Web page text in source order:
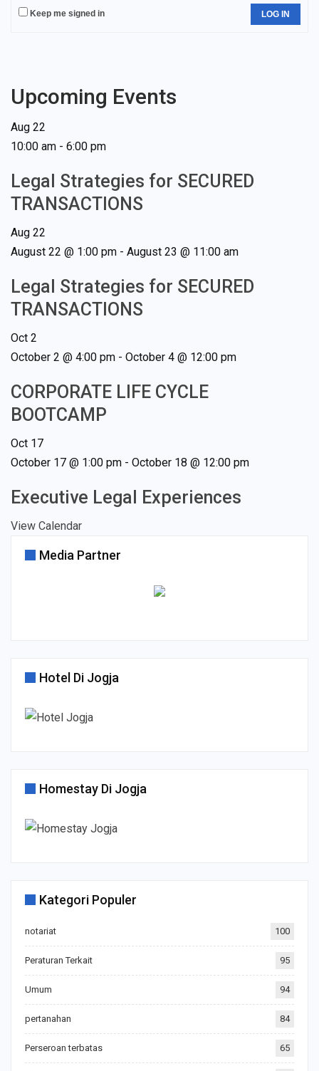
Keep me signed in LOG IN
Upcoming Events
Aug 22
10:00 am - 6:00 pm
Legal Strategies for SECURED
TRANSACTIONS
Aug 22
August 22 @ 1:00 pm - August 23 @ 11:00 am
Legal Strategies for SECURED
TRANSACTIONS
Oct 2
October 2 @ 4:00 pm - October 4 @ 12:00 pm
CORPORATE LIFE CYCLE
BOOTCAMP
Oct 17
October 17 @ 1:00 pm - October 18 @ 12:00 pm
Executive Legal Experiences
View Calendar
Media Partner
Hotel Di Jogja
Homestay Di Jogja
Kategori Populer
notariat 100
Peraturan Terkait 95
Umum 94
pertanahan 84
Perseroan terbatas 65